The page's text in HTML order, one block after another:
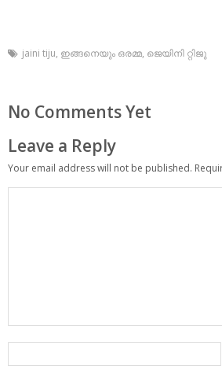
jaini tiju, ഇങ്ങനെയും ഒരമ്മ, ജെയിനി റ്റിജു
No Comments Yet
Leave a Reply
Your email address will not be published.